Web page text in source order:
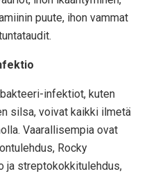
puute, ihon vammat
infektiot, kuten
silsa, voivat kaikki ilmetä
Vaarallisempia ovat
Rocky
ja streptokokkitulehdus,